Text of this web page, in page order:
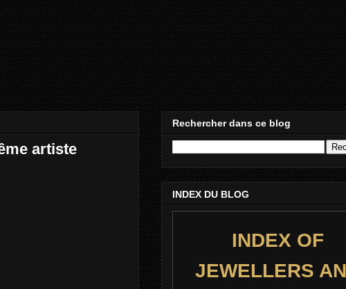
artiste
Rechercher dans ce blog
INDEX DU BLOG
INDEX OF
JEWELLERS